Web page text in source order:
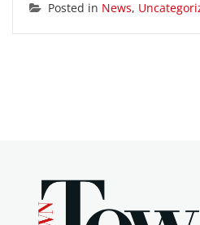
Posted in News,